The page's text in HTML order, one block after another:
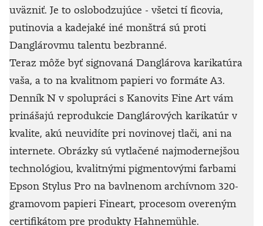
uväzniť. Je to oslobodzujúce - všetci tí ficovia,
putinovia a kadejaké iné monštrá sú proti
Danglárovmu talentu bezbranné.
Teraz môže byť signovaná Danglárova karikatúra
vaša, a to na kvalitnom papieri vo formáte A3.
Denník N v spolupráci s Kanovits Fine Art vám
prinášajú reprodukcie Danglárových karikatúr v
kvalite, akú neuvidíte pri novinovej tlači, ani na
internete. Obrázky sú vytlačené najmodernejšou
technológiou, kvalitnými pigmentovými farbami
Epson Stylus Pro na bavlnenom archívnom 320-
gramovom papieri Fineart, procesom overeným
certifikátom pre produkty Hahnemühle.